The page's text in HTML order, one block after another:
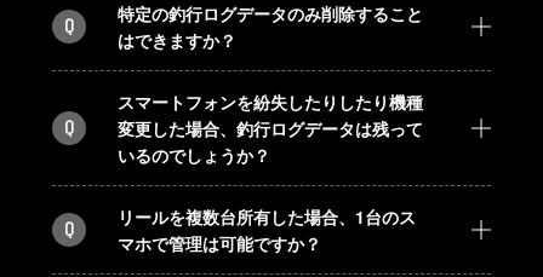
Q
特定の釣行ログデータのみ削除すること
はできますか？
Q
スマートフォンを紛失したりしたり機種
変更した場合、釣行ログデータは残って
いるのでしょうか？
Q
リールを複数台所有した場合、1台のス
マホで管理は可能ですか？